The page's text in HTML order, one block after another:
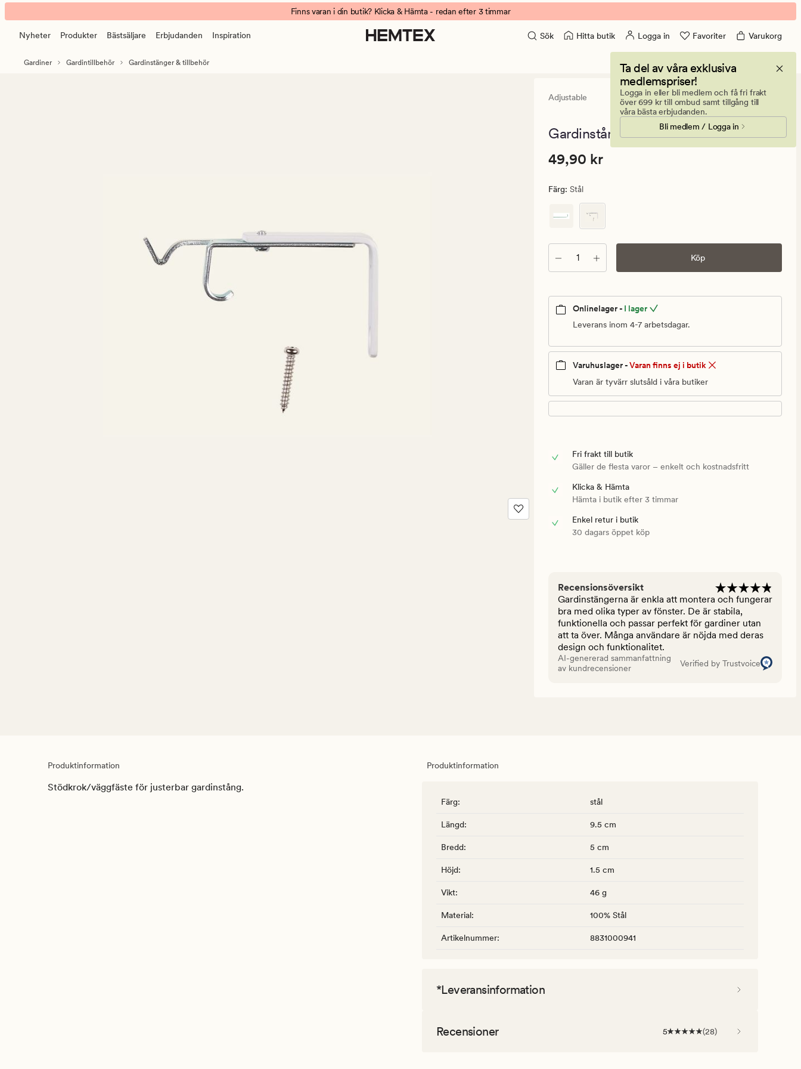
Adjustable
gardinstång
banner.
Klicka
ESCAPE
Finns varan i din butik? Klicka & Hämta - redan efter 3 timmar
Nyheter Produkter Bästsäljare Erbjudanden Inspiration Sök Hitta butik Logga in Favoriter Varukorg
Ta del av våra exklusiva
medlemspriser!
Logga in eller bli medlem och få fri frakt
över 699 kr till ombud samt tillgång till
våra bästa erbjudanden.
Bli medlem / Logga in
Gardiner Gardintillbehör Gardinstänger & tillbehör
Adjustable
28
med
betyg
5
Gardinstång stål - 000
Pris
49,90
kr.
Ordinarie
kr
Pris 49,90 kr
49,90 kr
Färg: Stål
Antal Köp
Onlinelager - I lager
Leverans inom 4-7 arbetsdagar.
Varuhuslager -Varan finns ej i butik
Varan är tyvärr slutsåld i våra butiker
Fri frakt till butik
Gäller de flesta varor – enkelt och kostnadsfritt
Klicka & Hämta
Hämta i butik efter 3 timmar
Enkel retur i butik
30 dagars öppet köp
Recensionsöversikt
Gardinstängerna är enkla att montera och fungerar
bra med olika typer av fönster. De är stabila,
funktionella och passar perfekt för gardiner utan
att ta över. Många användare är nöjda med deras
design och funktionalitet.
AI-genererad sammanfattning
av kundrecensioner
Verified by Trustvoice
Produktinformation
Stödkrok/väggfäste för justerbar gardinstång.
Produktinformation
Färg: stål
Längd: 9.5 cm
Bredd: 5 cm
Höjd: 1.5 cm
Vikt: 46 g
Material: 100% Stål
Artikelnummer: 8831000941
*Leveransinformation
Recensioner 5 (28)